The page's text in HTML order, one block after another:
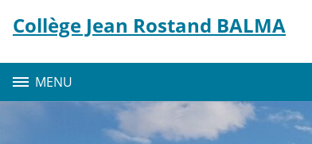
Contenu
Collège Jean Rostand BALMA
MENU